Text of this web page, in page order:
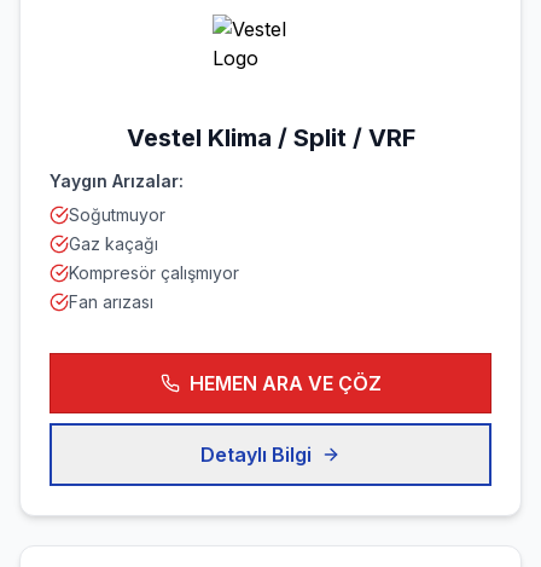
Vestel Klima / Split / VRF
Yaygın Arızalar:
Soğutmuyor
Gaz kaçağı
Kompresör çalışmıyor
Fan arızası
HEMEN ARA VE ÇÖZ
Detaylı Bilgi